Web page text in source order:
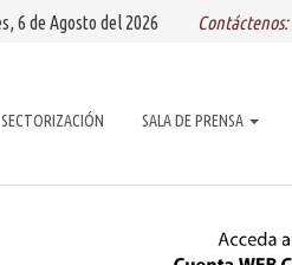
, 6 de Agosto del 2026 Contáctenos:
SECTORIZACIÓN SALA DE PRENSA